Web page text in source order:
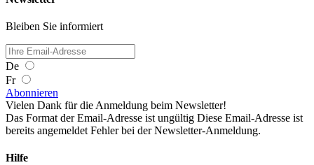
Bleiben Sie informiert
De
Fr
Abonnieren
Vielen Dank für die Anmeldung beim Newsletter!
Das Format der Email-Adresse ist ungültig Diese Email-Adresse ist
bereits angemeldet Fehler bei der Newsletter-Anmeldung.
Hilfe